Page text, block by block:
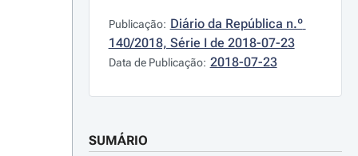
Publicação: Diário da República n.º
140/2018, Série I de 2018-07-23
Data de Publicação: 2018-07-23
SUMÁRIO